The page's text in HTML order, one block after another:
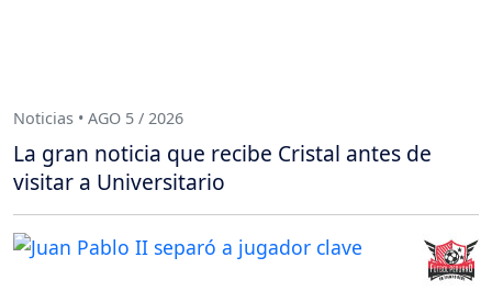
Noticias • AGO 5 / 2026
La gran noticia que recibe Cristal antes de
visitar a Universitario